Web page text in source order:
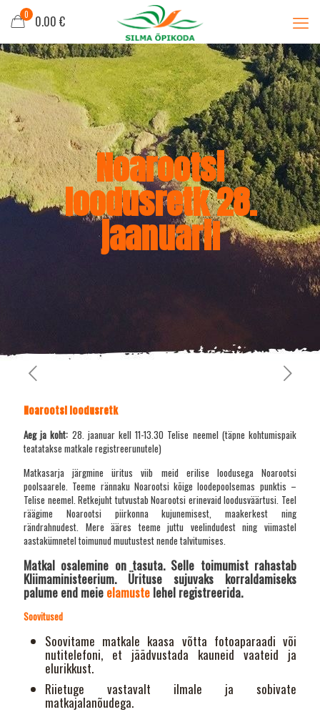
0 0.00 €
Noarootsi
loodusretk 28.
jaanuaril
Noarootsi loodusretk
Aeg ja koht: 28. jaanuar kell 11-13.30 Telise neemel (täpne kohtumispaik
teatatakse matkale registreerunutele)
Matkasarja järgmine üritus viib meid erilise loodusega Noarootsi
poolsaarele. Teeme rännaku Noarootsi kõige loodepoolsemas punktis –
Telise neemel. Retkejuht tutvustab Noarootsi erinevaid loodusväärtusi. Teel
räägime Noarootsi piirkonna kujunemisest, maakerkest ning
rändrahnudest. Mere ääres teeme juttu veelindudest ning viimastel
aastakümnetel toimunud muutustest nende talvitumises.
Matkal osalemine on tasuta. Selle toimumist rahastab
Kliimaministeerium. Ürituse sujuvaks korraldamiseks
palume end meie elamuste lehel registreerida.
Soovitused
Soovitame matkale kaasa võtta fotoaparaadi või
nutitelefoni, et jäädvustada kauneid vaateid ja
elurikkust.
Riietuge vastavalt ilmale ja sobivate
matkajalanõudega.